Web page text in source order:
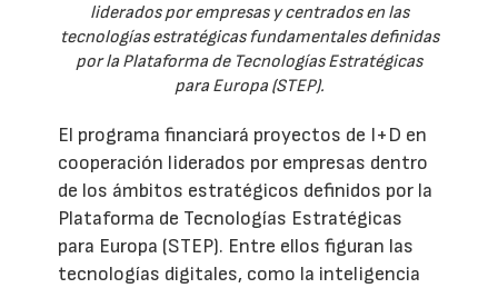
liderados por empresas y centrados en las
tecnologías estratégicas fundamentales definidas
por la Plataforma de Tecnologías Estratégicas
para Europa (STEP).
El programa financiará proyectos de I+D en
cooperación liderados por empresas dentro
de los ámbitos estratégicos definidos por la
Plataforma de Tecnologías Estratégicas
para Europa (STEP). Entre ellos figuran las
tecnologías digitales, como la inteligencia